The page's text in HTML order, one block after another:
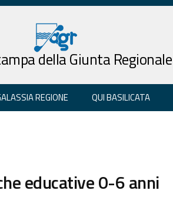
della Giunta Regionale
REGIONE QUI BASILICATA
educative 0-6 anni